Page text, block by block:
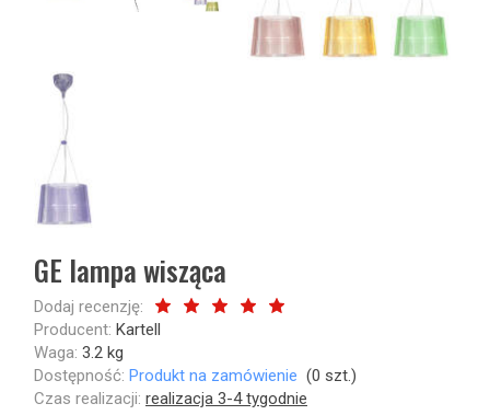
GE lampa wisząca
Dodaj recenzję:
Producent: Kartell
Waga: 3.2 kg
Dostępność: Produkt na zamówienie (0 szt.)
Czas realizacji: realizacja 3-4 tygodnie